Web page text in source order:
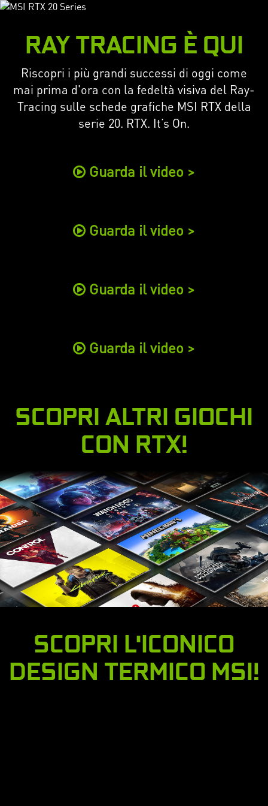
RAY TRACING È QUI
Riscopri i più grandi successi di oggi come
mai prima d'ora con la fedeltà visiva del Ray-
Tracing sulle schede grafiche MSI RTX della
serie 20. RTX. It’s On.
Guarda il video >
Guarda il video >
Guarda il video >
Guarda il video >
SCOPRI ALTRI GIOCHI
CON RTX!
SCOPRI L'ICONICO
DESIGN TERMICO MSI!